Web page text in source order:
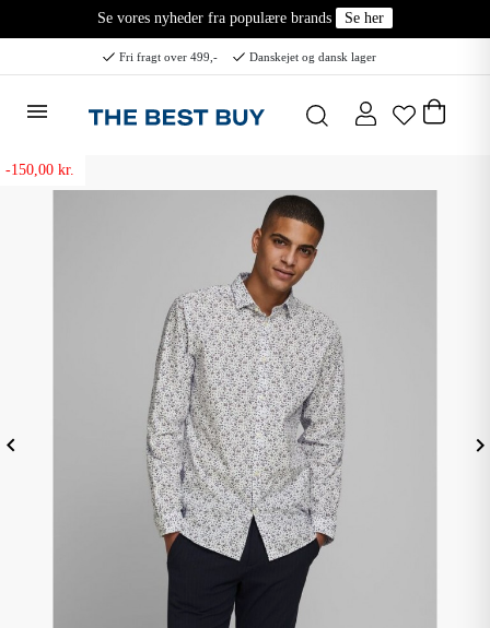
Se vores nyheder fra populære brands Se her
Fri fragt over 499,- Danskejet og dansk lager
-150,00 kr.
Forrige